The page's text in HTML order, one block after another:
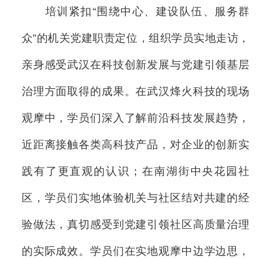
培训紧扣“围绕中心、建设队伍、服务群
众”的机关党建职责定位，组织学员实地走访，
亲身感受武汉在科技创新发展与党建引领基层
治理方面取得的成果。在武汉烽火科技的现场
观摩中，学员们深入了解前沿科技发展趋势，
近距离接触各类高科技产品，对企业的创新实
践有了更直观的认识；在南湖街中央花园社
区，学员们实地体验机关与社区结对共建的经
验做法，真切感受到党建引领社区高质量治理
的实际成效。学员们在实地观摩中边学边思，